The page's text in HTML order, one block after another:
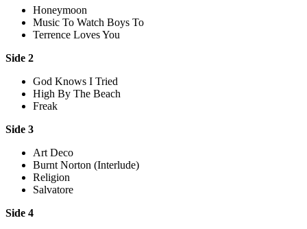
Honeymoon
Music To Watch Boys To
Terrence Loves You
Side 2
God Knows I Tried
High By The Beach
Freak
Side 3
Art Deco
Burnt Norton (Interlude)
Religion
Salvatore
Side 4